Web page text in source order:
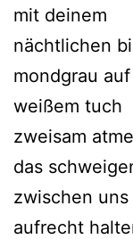
mit deinem
nächtlichen
mondgrau auf
weißem tuch
zweisam
das
zwischen uns
aufrecht